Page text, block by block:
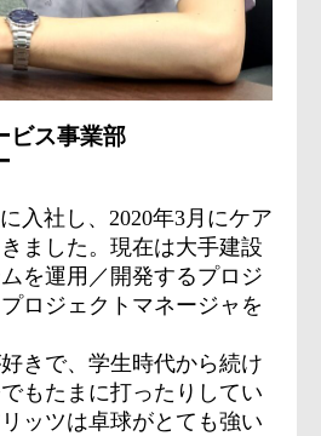
ビス事業部
入社し、2020年3月にケア
ました。現在は大手建設
を運用／開発するプロジ
ロジェクトマネージャを
きで、学生時代から続け
もたまに打ったりしてい
ッツは卓球がとても強い